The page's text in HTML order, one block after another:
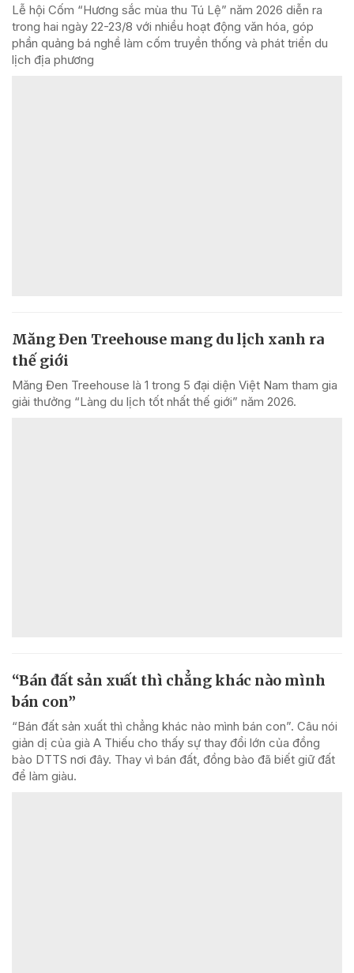
Lễ hội Cốm “Hương sắc mùa thu Tú Lệ” năm 2026 diễn ra
trong hai ngày 22-23/8 với nhiều hoạt động văn hóa, góp
phần quảng bá nghề làm cốm truyền thống và phát triển du
lịch địa phương
Măng Đen Treehouse mang du lịch xanh ra
thế giới
Măng Đen Treehouse là 1 trong 5 đại diện Việt Nam tham gia
giải thưởng “Làng du lịch tốt nhất thế giới” năm 2026.
“Bán đất sản xuất thì chẳng khác nào mình
bán con”
“Bán đất sản xuất thì chẳng khác nào mình bán con”. Câu nói
giản dị của già A Thiếu cho thấy sự thay đổi lớn của đồng
bào DTTS nơi đây. Thay vì bán đất, đồng bào đã biết giữ đất
để làm giàu.